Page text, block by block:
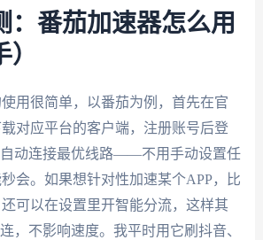
：番茄加速器怎么用
用很简单，以番茄为例，首先在官
对应平台的客户端，注册账号后登
自动连接最优线路——不用手动设置任
会。如果想针对性加速某个APP，比
可以在设置里开智能分流，这样其
，不影响速度。我平时用它刷抖音、